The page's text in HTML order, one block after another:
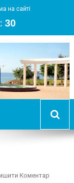
на сайті
: 31
КоментарOn